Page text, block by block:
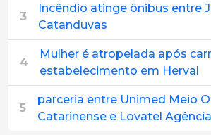
3
Incêndio atinge ônibus entre
Catanduvas
4
Mulher é atropelada após
estabelecimento em Herval
5
parceria entre Unimed Meio
Catarinense e Lovatel Agência